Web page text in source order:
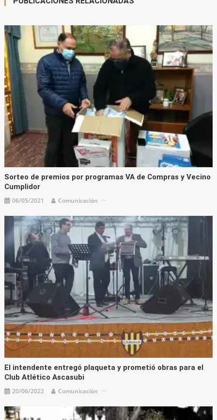
Sorteo de premios por programas VA de Compras y Vecino
Cumplidor
06/05/2021 Comunicación
El intendente entregó plaqueta y prometió obras para el
Club Atlético Ascasubi
20/06/2022 Comunicación